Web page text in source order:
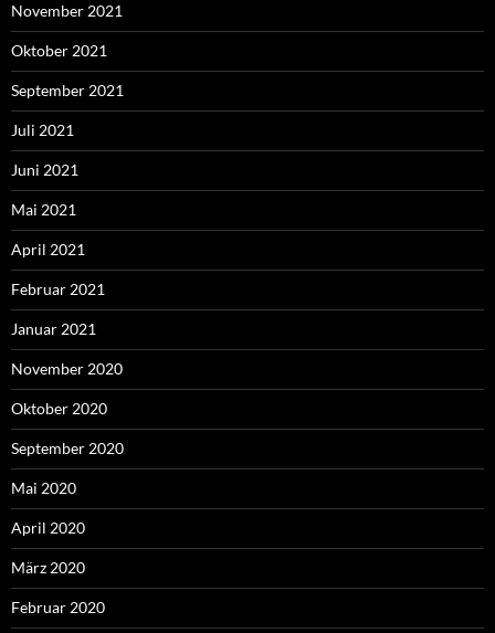
November 2021
Oktober 2021
September 2021
Juli 2021
Juni 2021
Mai 2021
April 2021
Februar 2021
Januar 2021
November 2020
Oktober 2020
September 2020
Mai 2020
April 2020
März 2020
Februar 2020